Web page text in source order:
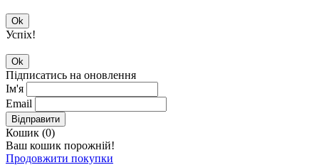
Ok
Успіх!
Ok
Підписатись на оновлення
Ім'я
Email
Відправити
Кошик (0)
Ваш кошик порожній!
Продовжити покупки